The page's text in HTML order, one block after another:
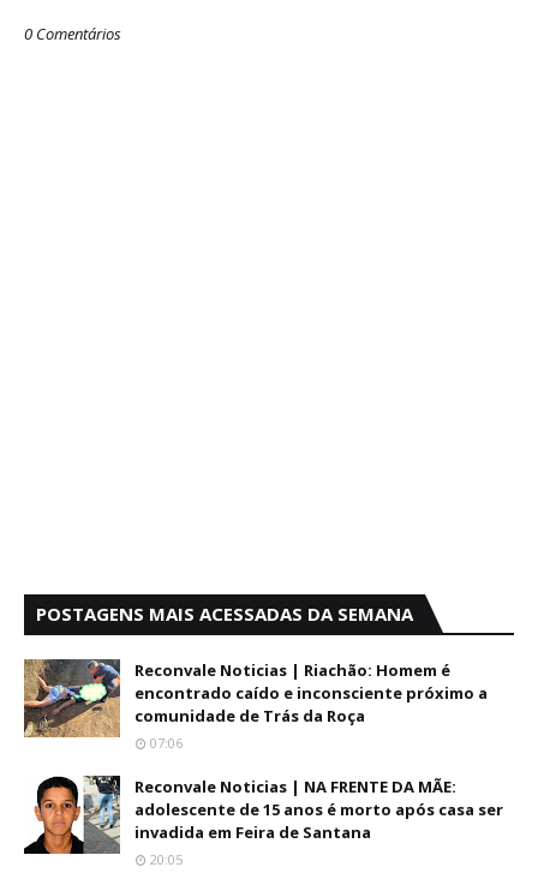
0 Comentários
POSTAGENS MAIS ACESSADAS DA SEMANA
Reconvale Noticias | Riachão: Homem é
encontrado caído e inconsciente próximo a
comunidade de Trás da Roça
07:06
Reconvale Noticias | NA FRENTE DA MÃE:
adolescente de 15 anos é morto após casa ser
invadida em Feira de Santana
20:05